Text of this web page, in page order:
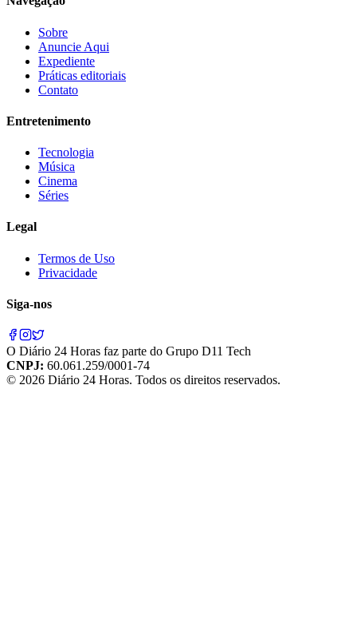
Sobre
Anuncie Aqui
Expediente
Práticas editoriais
Contato
Entretenimento
Tecnologia
Música
Cinema
Séries
Legal
Termos de Uso
Privacidade
Siga-nos
O Diário 24 Horas faz parte do Grupo D11 Tech
CNPJ: 60.061.259/0001-74
© 2026 Diário 24 Horas. Todos os direitos reservados.